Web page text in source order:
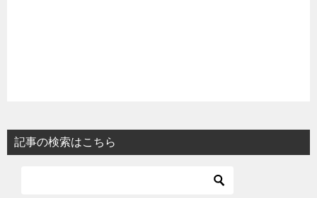
記事の検索はこちら